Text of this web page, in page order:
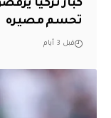
تحسم مصيره
قبل 3 أيام